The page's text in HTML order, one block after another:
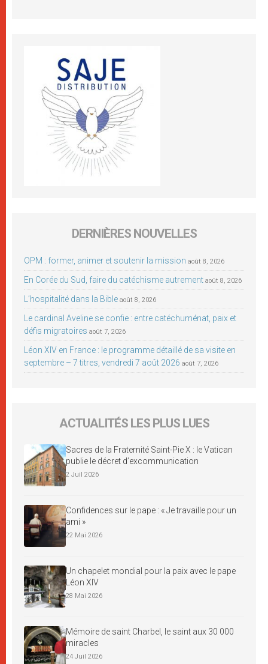
DERNIÈRES NOUVELLES
OPM : former, animer et soutenir la mission août 8, 2026
En Corée du Sud, faire du catéchisme autrement août 8, 2026
L’hospitalité dans la Bible août 8, 2026
Le cardinal Aveline se confie : entre catéchuménat, paix et
défis migratoires août 7, 2026
Léon XIV en France : le programme détaillé de sa visite en
septembre – 7 titres, vendredi 7 août 2026 août 7, 2026
ACTUALITÉS LES PLUS LUES
Sacres de la Fraternité Saint-Pie X : le Vatican
publie le décret d’excommunication
2 Juil 2026
Confidences sur le pape : « Je travaille pour un
ami »
22 Mai 2026
Un chapelet mondial pour la paix avec le pape
Léon XIV
28 Mai 2026
Mémoire de saint Charbel, le saint aux 30 000
miracles
24 Juil 2026